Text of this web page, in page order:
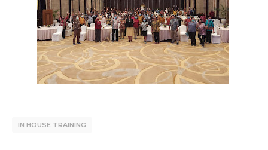
IN HOUSE TRAINING